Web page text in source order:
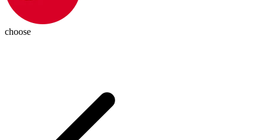
choose